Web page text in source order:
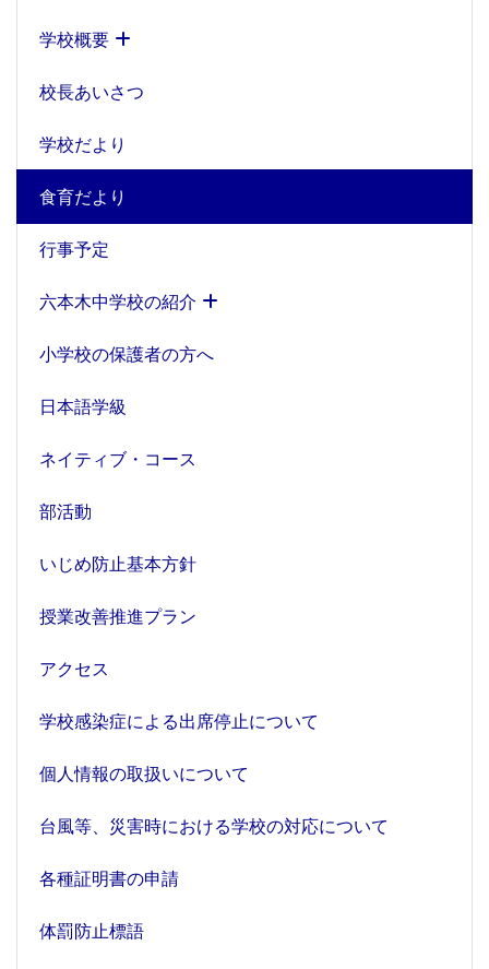
学校概要
校長あいさつ
学校だより
食育だより
行事予定
六本木中学校の紹介
小学校の保護者の方へ
日本語学級
ネイティブ・コース
部活動
いじめ防止基本方針
授業改善推進プラン
アクセス
学校感染症による出席停止について
個人情報の取扱いについて
台風等、災害時における学校の対応について
各種証明書の申請
体罰防止標語